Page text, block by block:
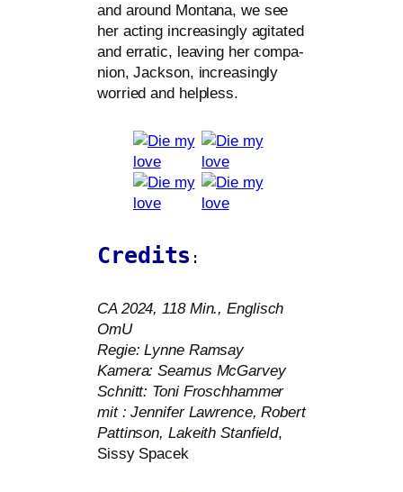
and around Montana, we see
her acting incre­asing­ly agi­ta­ted
and erra­tic, lea­ving her com­pa­
n­ion, Jackson, incre­asing­ly
worried and helpless.
Credits :
CA2024, 118 Min., Englisch
OmU
Regie: Lynne Ramsay
Kamera: Seamus McGarvey
Schnitt: Toni Froschhammer
mit : Jennifer Lawrence, Robert
Pattinson, Lakeith Stanfield,
Sissy Spacek